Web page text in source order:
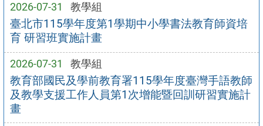
2026-07-31 教學組
臺北市115學年度第1學期中小學書法教育師資培
育 研習班實施計畫
2026-07-31 教學組
教育部國民及學前教育署115學年度臺灣手語教師
及教學支援工作人員第1次增能暨回訓研習實施計
畫